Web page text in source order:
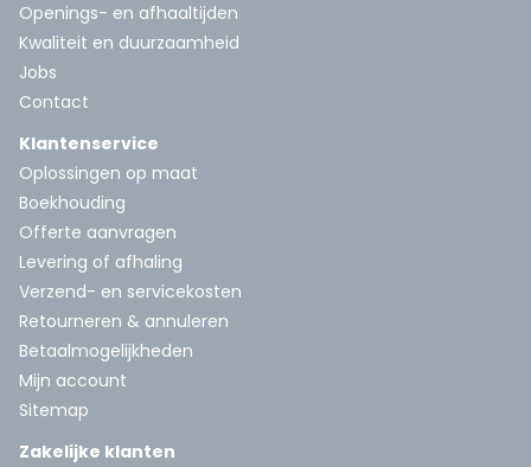
Openings- en afhaaltijden
Kwaliteit en duurzaamheid
Jobs
Contact
Klantenservice
Oplossingen op maat
Boekhouding
Offerte aanvragen
Levering of afhaling
Verzend- en servicekosten
Retourneren & annuleren
Betaalmogelijkheden
Mijn account
Sitemap
Zakelijke klanten